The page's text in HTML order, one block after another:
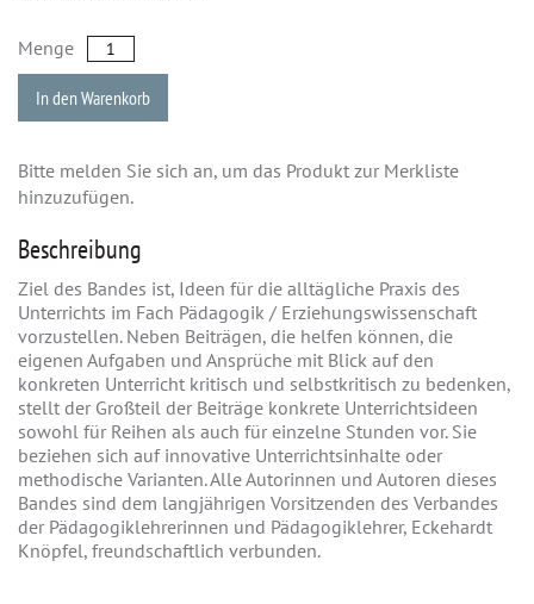
Menge
In den Warenkorb
Bitte melden Sie sich an, um das Produkt zur Merkliste
hinzuzufügen.
Beschreibung
Ziel des Bandes ist, Ideen für die alltägliche Praxis des
Unterrichts im Fach Pädagogik / Erziehungswissenschaft
vorzustellen. Neben Beiträgen, die helfen können, die
eigenen Aufgaben und Ansprüche mit Blick auf den
konkreten Unterricht kritisch und selbstkritisch zu bedenken,
stellt der Großteil der Beiträge konkrete Unterrichtsideen
sowohl für Reihen als auch für einzelne Stunden vor. Sie
beziehen sich auf innovative Unterrichtsinhalte oder
methodische Varianten. Alle Autorinnen und Autoren dieses
Bandes sind dem langjährigen Vorsitzenden des Verbandes
der Pädagogiklehrerinnen und Pädagogiklehrer, Eckehardt
Knöpfel, freundschaftlich verbunden.